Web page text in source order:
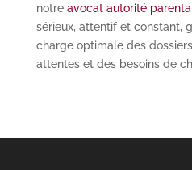
notre avocat autorité
sérieux, attentif et constant,
charge optimale des
attentes et des besoins de